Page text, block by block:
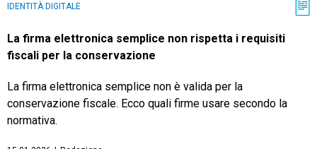
IDENTITÀ DIGITALE
La firma elettronica semplice non rispetta i requisiti
fiscali per la conservazione
La firma elettronica semplice non è valida per la
conservazione fiscale. Ecco quali firme usare secondo la
normativa.